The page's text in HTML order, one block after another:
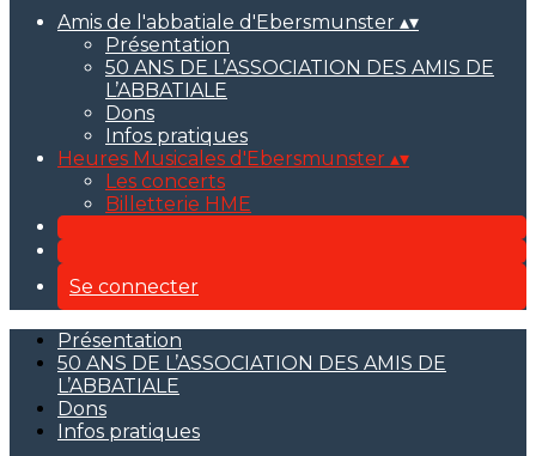
Amis de l'abbatiale d'Ebersmunster ▴▾
Présentation
50 ANS DE L’ASSOCIATION DES AMIS DE
L’ABBATIALE
Dons
Infos pratiques
Heures Musicales d'Ebersmunster ▴▾
Les concerts
Billetterie HME
Se connecter
Présentation
50 ANS DE L’ASSOCIATION DES AMIS DE
L’ABBATIALE
Dons
Infos pratiques